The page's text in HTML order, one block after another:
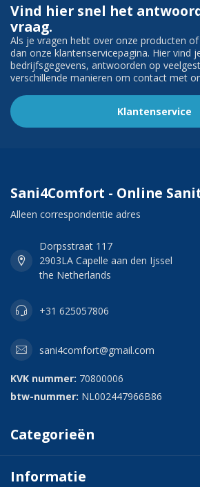
Vind hier snel het
vraag.
Als je vragen hebt over onze producten
dan onze klantenservicepagina. Hier vind
bedrijfsgegevens, antwoorden op
verschillende manieren om contact met
Klantenservice
Sani4Comfort - Online
Alleen correspondentie adres
Dorpsstraat 117
2903LA Capelle aan den Ijssel
the Netherlands
+31 625057806
sani4comfort@gmail.com
KVK nummer: 70800006
btw-nummer: NL002447966B86
Categorieën
Informatie